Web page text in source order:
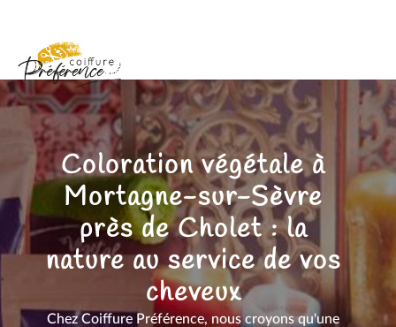
Coloration végétale à
Mortagne-sur-Sèvre
près de Cholet : la
nature au service de vos
cheveux
Chez Coiffure Préférence, nous croyons qu'une